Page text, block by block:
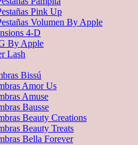
Pink Up
Volumen By Apple
4-D
By Apple
Lash
Bissú
Amor Us
Amuse
Bausse
Beauty Creations
Beauty Treats
Bella Forever